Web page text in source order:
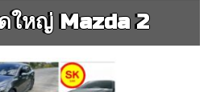
ใหญ่ Mazda 2